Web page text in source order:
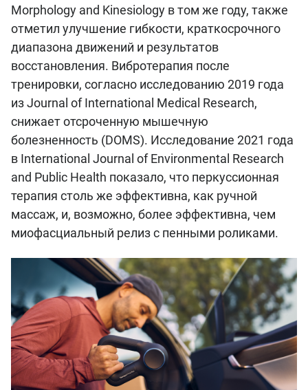
Morphology and Kinesiology в том же году, также
отметил улучшение гибкости, краткосрочного
диапазона движений и результатов
восстановления. Вибротерапия после
тренировки, согласно исследованию 2019 года
из Journal of International Medical Research,
снижает отсроченную мышечную
болезненность (DOMS). Исследование 2021 года
в International Journal of Environmental Research
and Public Health показало, что перкуссионная
терапия столь же эффективна, как ручной
массаж, и, возможно, более эффективна, чем
миофасциальный релиз с пенными роликами.